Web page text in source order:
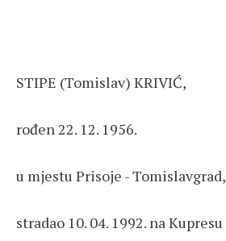
STIPE (Tomislav) KRIVIĆ,
rođen 22. 12. 1956.
u mjestu Prisoje - Tomislavgrad,
stradao 10. 04. 1992. na Kupresu